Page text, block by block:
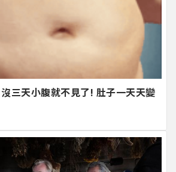
三天小腹就不見了! 肚子一天天變